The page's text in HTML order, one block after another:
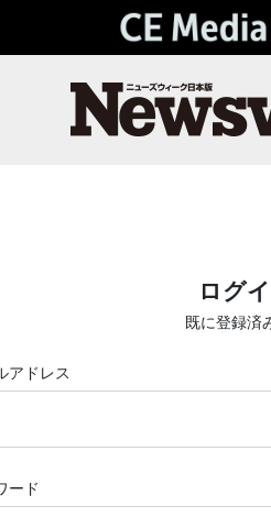
ログ
既に登録済
アドレス
ード